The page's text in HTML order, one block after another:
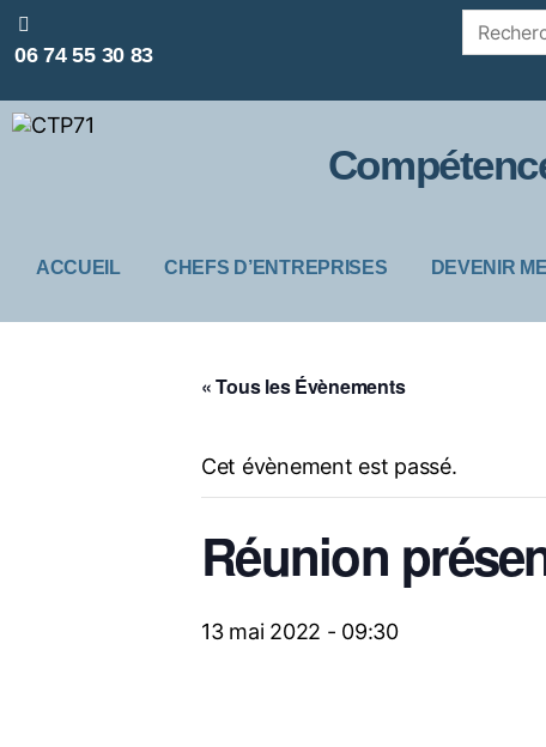
06 74 55 30 83
ACCUEIL CHEFS D’ENTREPRISES DEVENIR
« Tous les Évènements
Cet évènement est passé.
Réunion
13 mai 2022 - 09:30